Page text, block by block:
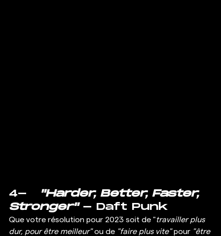
4-
"Harder, Better, Faster,
Stronger" - Daft Punk
Que votre résolution pour 2023 soit de "travailler plus
dur, pour être meilleur" ou de "faire plus vite" pour "être